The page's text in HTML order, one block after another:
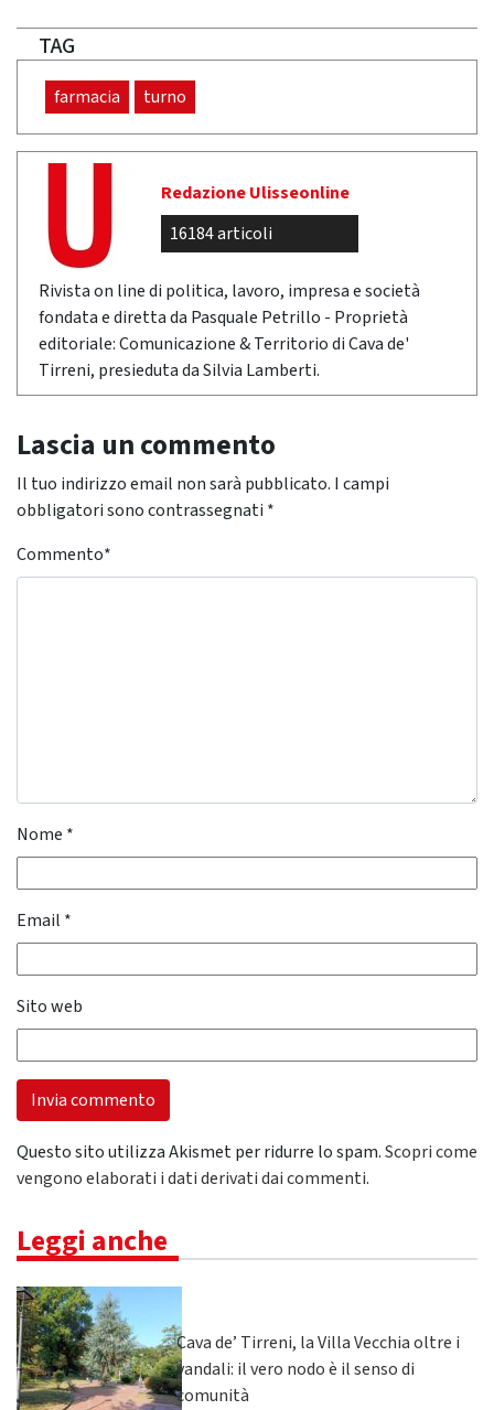
TAG
farmacia turno
Redazione Ulisseonline
16184 articoli
Rivista on line di politica, lavoro, impresa e società
fondata e diretta da Pasquale Petrillo - Proprietà
editoriale: Comunicazione & Territorio di Cava de'
Tirreni, presieduta da Silvia Lamberti.
Lascia un commento
Il tuo indirizzo email non sarà pubblicato. I campi
obbligatori sono contrassegnati *
Commento*
Nome *
Email *
Sito web
Questo sito utilizza Akismet per ridurre lo spam.Scopri come
vengono elaborati i dati derivati dai commenti.
Leggi anche
Cava de’ Tirreni, la Villa Vecchia oltre i
vandali: il vero nodo è il senso di
comunità